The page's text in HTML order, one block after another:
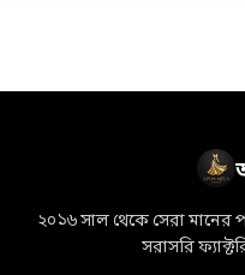
🛒
⭐
💐
২০১৬ সাল থেকে সেরা মানের
সরাসরি